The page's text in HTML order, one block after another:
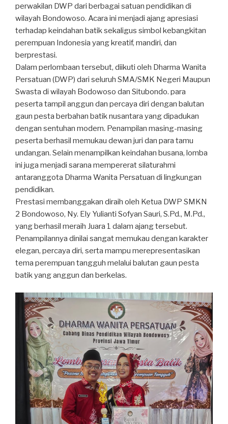
perwakilan DWP dari berbagai satuan pendidikan di
wilayah Bondowoso. Acara ini menjadi ajang apresiasi
terhadap keindahan batik sekaligus simbol kebangkitan
perempuan Indonesia yang kreatif, mandiri, dan
berprestasi.
Dalam perlombaan tersebut, diikuti oleh Dharma Wanita
Persatuan (DWP) dari seluruh SMA/SMK Negeri Maupun
Swasta di wilayah Bodowoso dan Situbondo. para
peserta tampil anggun dan percaya diri dengan balutan
gaun pesta berbahan batik nusantara yang dipadukan
dengan sentuhan modern. Penampilan masing-masing
peserta berhasil memukau dewan juri dan para tamu
undangan. Selain menampilkan keindahan busana, lomba
ini juga menjadi sarana mempererat silaturahmi
antaranggota Dharma Wanita Persatuan di lingkungan
pendidikan.
Prestasi membanggakan diraih oleh Ketua DWP SMKN
2 Bondowoso, Ny. Ely Yulianti Sofyan Sauri, S.Pd., M.Pd.,
yang berhasil meraih Juara 1 dalam ajang tersebut.
Penampilannya dinilai sangat memukau dengan karakter
elegan, percaya diri, serta mampu merepresentasikan
tema perempuan tangguh melalui balutan gaun pesta
batik yang anggun dan berkelas.